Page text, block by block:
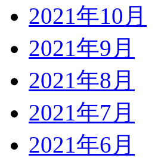
2021年10月
2021年9月
2021年8月
2021年7月
2021年6月